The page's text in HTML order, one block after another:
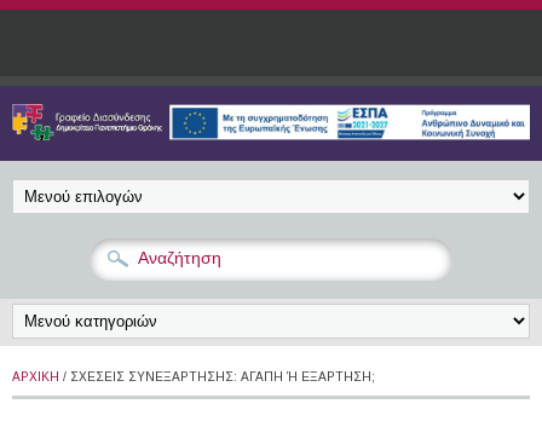
Παράκαμψη προς το κυρίως περιεχόμενο
ΑΡΧΙΚΉ / ΣΧΈΣΕΙΣ ΣΥΝΕΞΆΡΤΗΣΗΣ: ΑΓΆΠΗ Ή ΕΞΆΡΤΗΣΗ;